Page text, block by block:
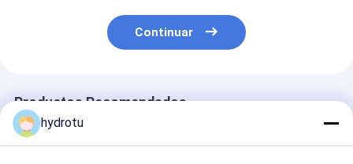
Continuar
Productos Recomendados
hydrotu